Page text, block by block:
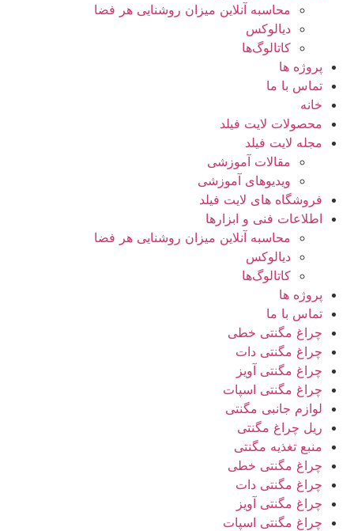
محاسبه آنلاین میزان روشنایی هر فضا
دیالوکس
کاتالوگ‌ها
پروژه ها
تماس با ما
خانه
محصولات لایت فیلد
مجله لایت فیلد
مقالات آموزشی
ویدیوهای آموزشی
فروشگاه های لایت فیلد
اطلاعات فنی و ابزارها
محاسبه آنلاین میزان روشنایی هر فضا
دیالوکس
کاتالوگ‌ها
پروژه ها
تماس با ما
چراغ مگنتی خطی
چراغ مگنتی دات
چراغ مگنتی آویز
چراغ مگنتی اسپات
لوازم جانبی مگنتی
ریل چراغ مگنتی
منبع تغذیه مگنتی
چراغ مگنتی خطی
چراغ مگنتی دات
چراغ مگنتی آویز
چراغ مگنتی اسپات